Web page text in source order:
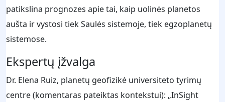
patikslina prognozes apie tai, kaip uolinės planetos
aušta ir vystosi tiek Saulės sistemoje, tiek egzoplanetų
sistemose.
Ekspertų įžvalga
Dr. Elena Ruiz, planetų geofizikė universiteto tyrimų
centre (komentaras pateiktas kontekstui): „InSight